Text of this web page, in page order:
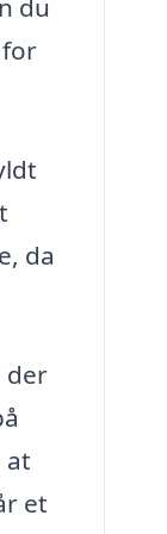
du
da
der
at
et